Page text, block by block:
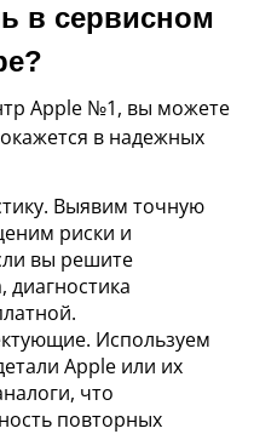
в сервисном
Apple №1, вы можете
в надежных
Выявим точную
риски и
вы решите
диагностика
Используем
Apple или их
что
повторных